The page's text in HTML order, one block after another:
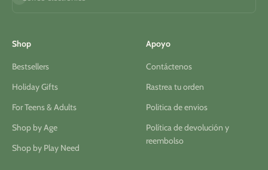
Shop
Bestsellers
Holiday Gifts
For Teens & Adults
Shop by Age
Shop by Play Need
Apoyo
Contáctenos
Rastrea tu orden
Politica de envios
Política de devolución y
reembolso